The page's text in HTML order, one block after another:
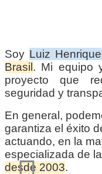
Soy Luiz
Brasil . Mi equipo
proyecto que
seguridad y
En general,
garantiza el éxito
actuando, en la
especializada de
desde 2003.